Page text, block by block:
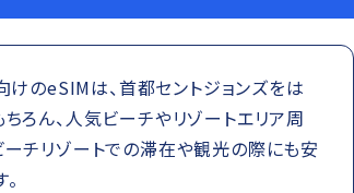
けのeSIMは、首都セントジョンズをは
ろん、人気ビーチやリゾートエリア周
チリゾートでの滞在や観光の際にも安